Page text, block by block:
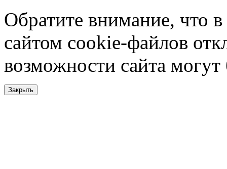
Обратите внимание, что в
сайтом cookie-файлов
возможности сайта
Закрыть